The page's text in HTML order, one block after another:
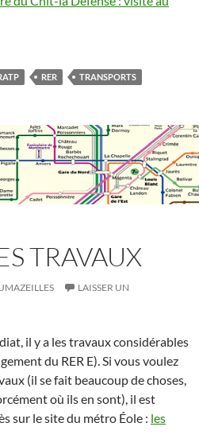
RER TRANSPORTS
TRAVAUX
LAISSER UN
il y a les travaux considérables
du RER E). Si vous voulez
(il se fait beaucoup de choses,
où ils en sont), il est
sur le site du métro Éole : les